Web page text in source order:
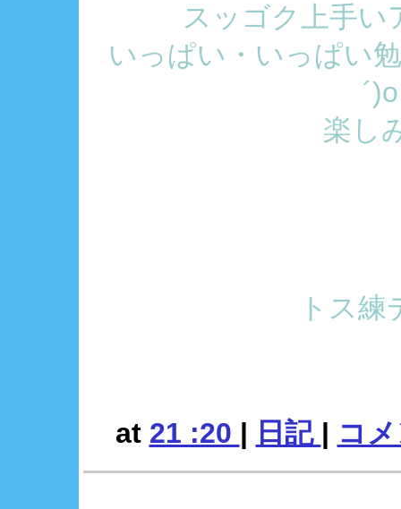
スッゴク上手い
いっぱい・いっぱい
楽し
トス
at 21 :20 | 日記 | コ